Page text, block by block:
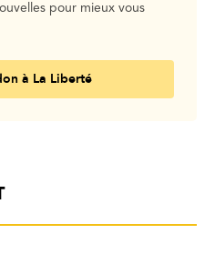
pour mieux vous
à La Liberté